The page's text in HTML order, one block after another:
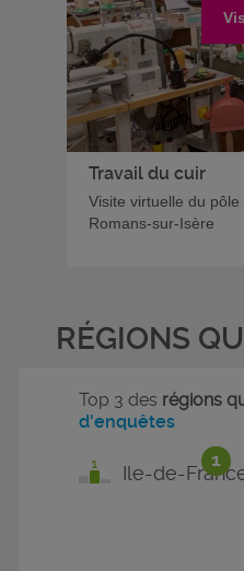
Travail du cuir
Visite virtuelle du
Romans-sur-Isère
RÉGIONS
1
Top 3 des régions
d'enquêtes
Ile-de-